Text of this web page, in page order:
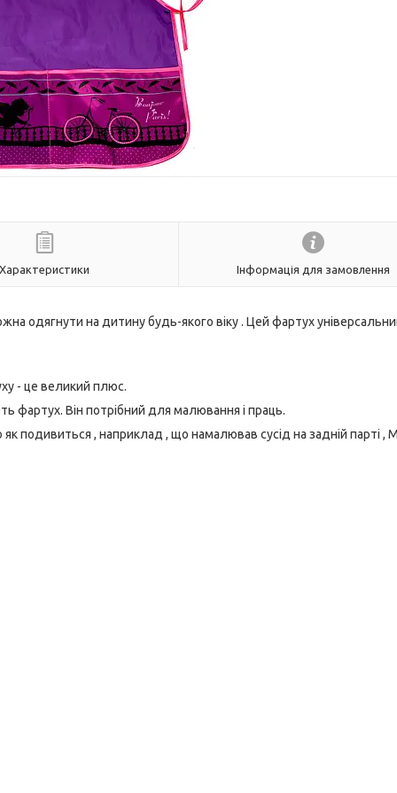
Характеристики Інформація для замовлення
одягнути на дитину будь-якого віку . Цей фартух
- це великий плюс.
фартух. Він потрібний для малювання і праць.
подивиться , наприклад , що намалював сусід на задній парті ,